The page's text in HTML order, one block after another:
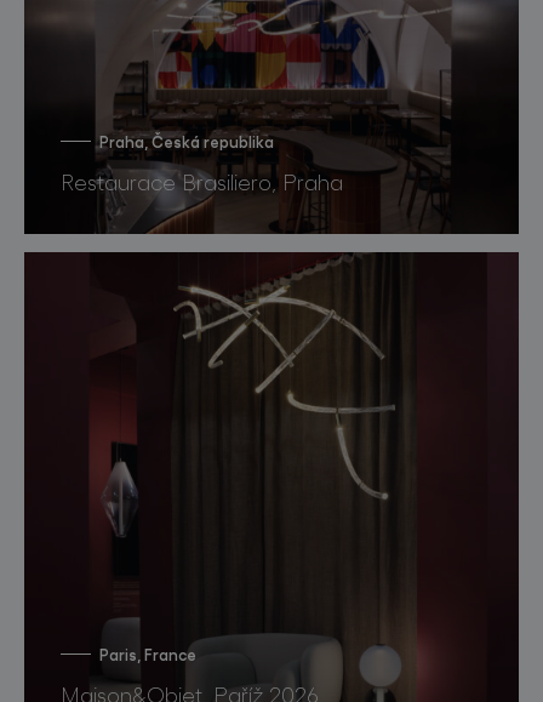
Praha, Česká republika
Restaurace Brasiliero, Praha
Paris, France
Maison&Objet, Paříž 2026